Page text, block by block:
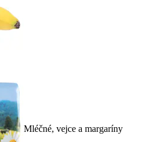
Mléčné, vejce a margaríny